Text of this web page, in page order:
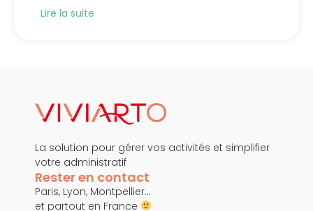
Lire la suite
La solution pour gérer vos activités et simplifier
votre administratif
Rester en contact
Paris, Lyon, Montpellier…
et partout en France